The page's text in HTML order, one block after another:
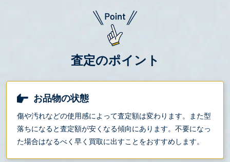
査定のポイント
お品物の状態
傷や汚れなどの使用感によって査定額は変わります。また型
落ちになると査定額が安くなる傾向にあります。不要になっ
た場合はなるべく早く買取に出すことをおすすめします。